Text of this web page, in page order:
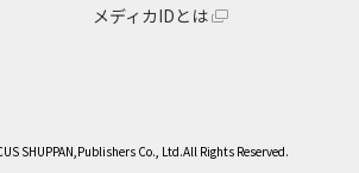
メディカIDとは
SHUPPAN,Publishers Co., Ltd.All Rights Reserved.